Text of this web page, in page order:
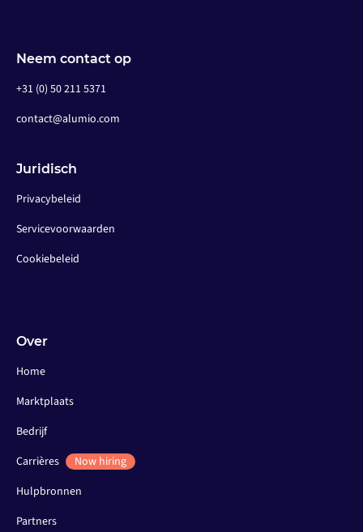
Neem contact op
+31 (0) 50 211 5371
contact@alumio.com
Juridisch
Privacybeleid
Servicevoorwaarden
Cookiebeleid
Over
Home
Marktplaats
Bedrijf
Carrières
Now hiring
Hulpbronnen
Partners